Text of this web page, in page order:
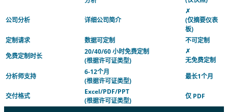
公司分析 详细公司简介
✗
(仅摘要仪表
板)
定制请求
数据可定制
不可定制
免费定制时长
20/40/60 小时免费定制
(根据许可证类型)
✗
无免费定制
分析师支持
6-12个月
(根据许可证类型)
最长1个月
交付格式
Excel/PDF/PPT
(根据许可证类型)
仅 PDF